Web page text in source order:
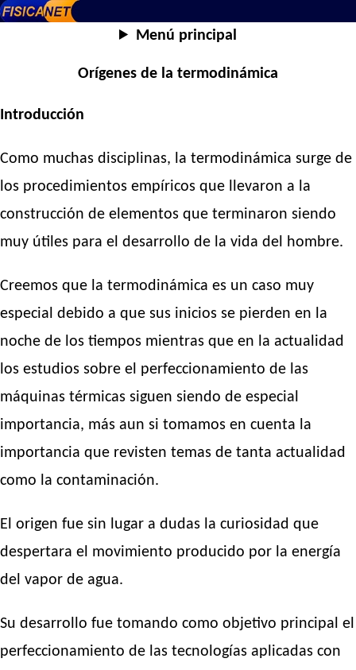
Menú principal
Orígenes de la termodinámica
Introducción
Como muchas disciplinas, la termodinámica surge de
los procedimientos empíricos que llevaron a la
construcción de elementos que terminaron siendo
muy útiles para el desarrollo de la vida del hombre.
Creemos que la termodinámica es un caso muy
especial debido a que sus inicios se pierden en la
noche de los tiempos mientras que en la actualidad
los estudios sobre el perfeccionamiento de las
máquinas térmicas siguen siendo de especial
importancia, más aun si tomamos en cuenta la
importancia que revisten temas de tanta actualidad
como la contaminación.
El origen fue sin lugar a dudas la curiosidad que
despertara el movimiento producido por la energía
del vapor de agua.
Su desarrollo fue tomando como objetivo principal el
perfeccionamiento de las tecnologías aplicadas con